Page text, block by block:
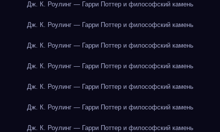
Дж. К. Роулинг — Гарри Поттер и философский камень
Дж. К. Роулинг — Гарри Поттер и философский камень
Дж. К. Роулинг — Гарри Поттер и философский камень
Дж. К. Роулинг — Гарри Поттер и философский камень
Дж. К. Роулинг — Гарри Поттер и философский камень
Дж. К. Роулинг — Гарри Поттер и философский камень
Дж. К. Роулинг — Гарри Поттер и философский камень